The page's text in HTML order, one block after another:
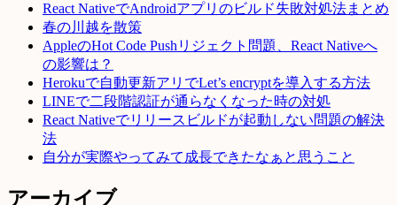
React NativeでAndroidアプリのビルド失敗対処法まとめ
春の川越を散策
AppleのHot Code Pushリジェクト問題、React Nativeへ
の影響は？
Herokuで自動更新アリでLet’s encryptを導入する方法
LINEで二段階認証が通らなくなった時の対処
React Nativeでリリースビルドが起動しない問題の解決
法
自分が実際やってみて成長できたなぁと思うこと
アーカイブ